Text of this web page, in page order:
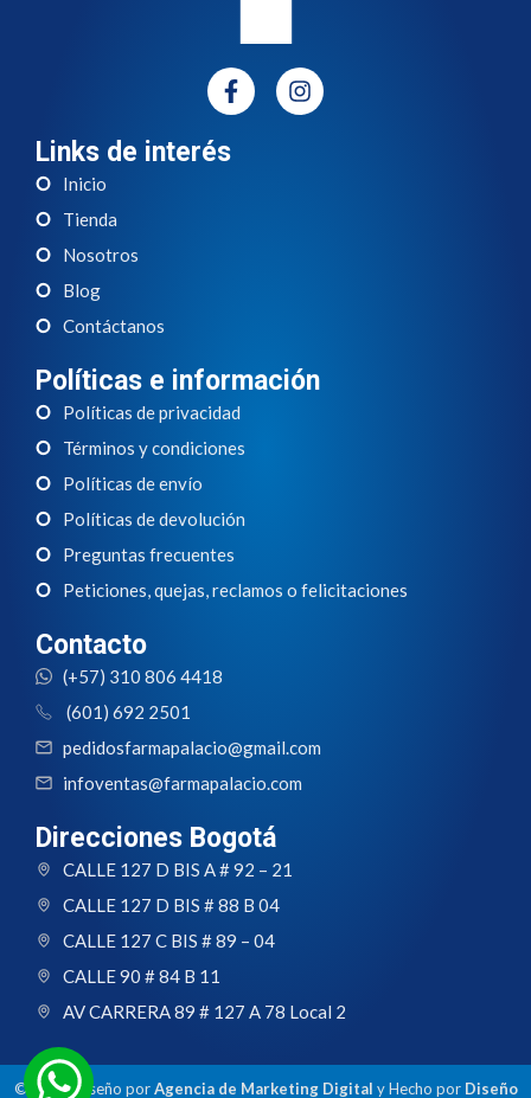
Links de interés
Inicio
Tienda
Nosotros
Blog
Contáctanos
Políticas e información
Políticas de privacidad
Términos y condiciones
Políticas de envío
Políticas de devolución
Preguntas frecuentes
Peticiones, quejas, reclamos o felicitaciones
Contacto
(+57) 310 806 4418
(601) 692 2501
pedidosfarmapalacio@gmail.com
infoventas@farmapalacio.com
Direcciones Bogotá
CALLE 127 D BIS A # 92 – 21
CALLE 127 D BIS # 88 B 04
CALLE 127 C BIS # 89 – 04
CALLE 90 # 84 B 11
AV CARRERA 89 # 127 A 78 Local 2
© 2024 Diseño porAgencia de Marketing Digital y Hecho por Diseño